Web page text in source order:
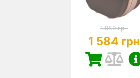
1 980 грн
1 584 грн